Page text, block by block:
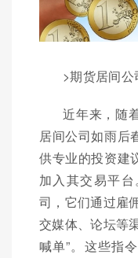
>期货居间
近年来，随
居间公司如雨后
供专业的投资建
加入其交易平
司，它们通过雇
交媒体、论坛等
喊单”。这些指